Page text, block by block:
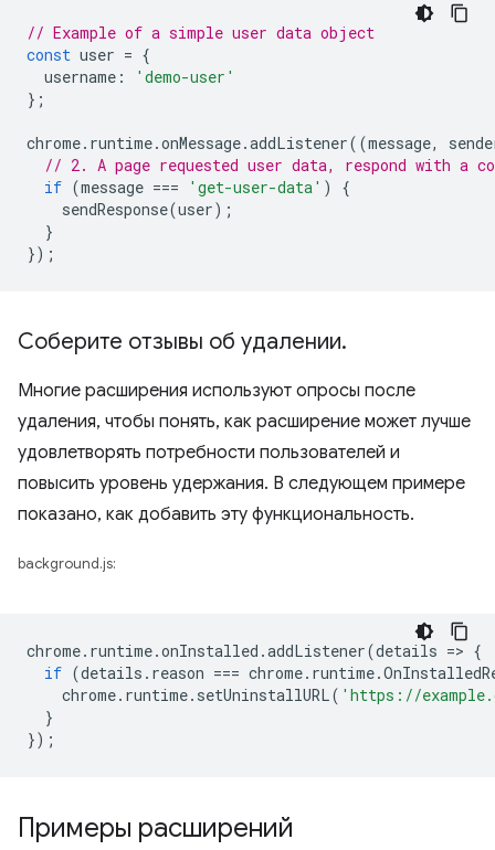
// Example of a simple user data object
const user = {
username :
'demo-user'
};
chrome. runtime.onMessage.addListener((message,
// 2. A page requested user data, respond with a
if (message === 'get-user-data' )
{
sendResponse(user);
}
});
Соберите отзывы об удалении.
Многие расширения используют опросы после
удаления, чтобы понять, как расширение может лучше
удовлетворять потребности пользователей и
повысить уровень удержания. В следующем примере
показано, как добавить эту функциональность.
background.js:
chrome. runtime.onInstalled .addListener(details => {
if (details . reason === chrome. runtime.
chrome. runtime. setUninstallURL( 'https://
}
});
Примеры расширений